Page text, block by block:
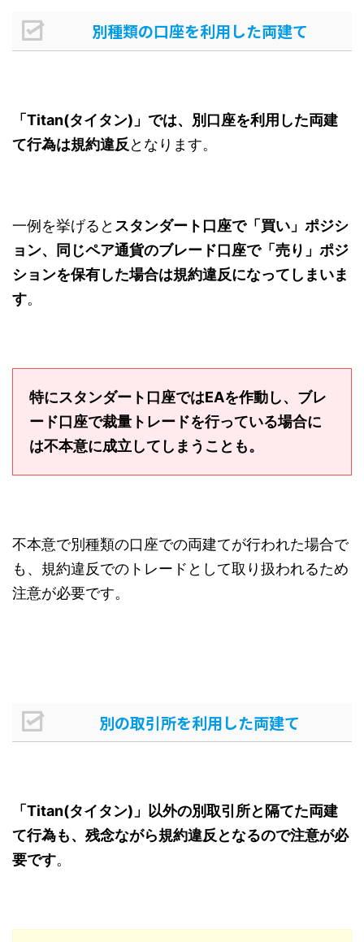
別種類の口座を利用した両建て
「Titan(タイタン)」では、別口座を利用した両建
て行為は規約違反 となります。
一例を挙げると スタンダート口座で「買い」ポジシ
ョン、同じペア通貨のブレード口座で「売り」ポジ
ションを保有した場合は規約違反になってしまいま
す。
特にスタンダート口座ではEAを作動し、ブレ
ード口座で裁量トレードを行っている場合に
は不本意に成立してしまうことも。
不本意で別種類の口座での両建てが行われた場合で
も、規約違反でのトレードとして取り扱われるため
注意が必要です。
別の取引所を利用した両建て
「Titan(タイタン)」以外の別取引所と隔てた両建
て行為も、残念ながら規約違反となるので注意が必
要です。